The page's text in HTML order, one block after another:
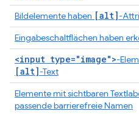
Bildelemente haben [alt]-
Eingabeschaltflächen haben
<input type="image">-
[alt]-Text
Elemente mit sichtbaren
passende barrierefreie Namen